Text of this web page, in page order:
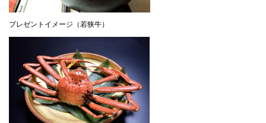
プレゼントイメージ（若狭牛）